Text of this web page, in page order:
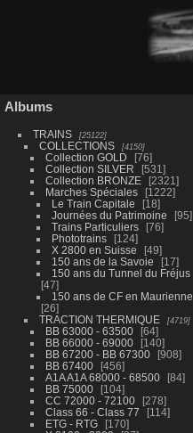
Albums
TRAINS 25122
COLLECTIONS 4150
Collection GOLD
76
Collection SILVER
531
Collection BRONZE
2321
Marches Spéciales
1222
Le Train Capitale
18
Journées du Patrimoine
95
Trains Particuliers
76
Phototrains
124
X 2800 en Suisse
49
150 ans de la Savoie
17
150 ans du Tunnel du Fréjus
47
150 ans de CF en Maurienne
26
TRACTION THERMIQUE
4719
BB 63000 - 63500
64
BB 66000 - 69000
140
BB 67200 - BB 67300
908
BB 67400
456
A1A A1A 68000 - 68500
84
BB 75000
104
CC 72000 - 72100
278
Class 66 - Class 77
114
ETG - RTG
170